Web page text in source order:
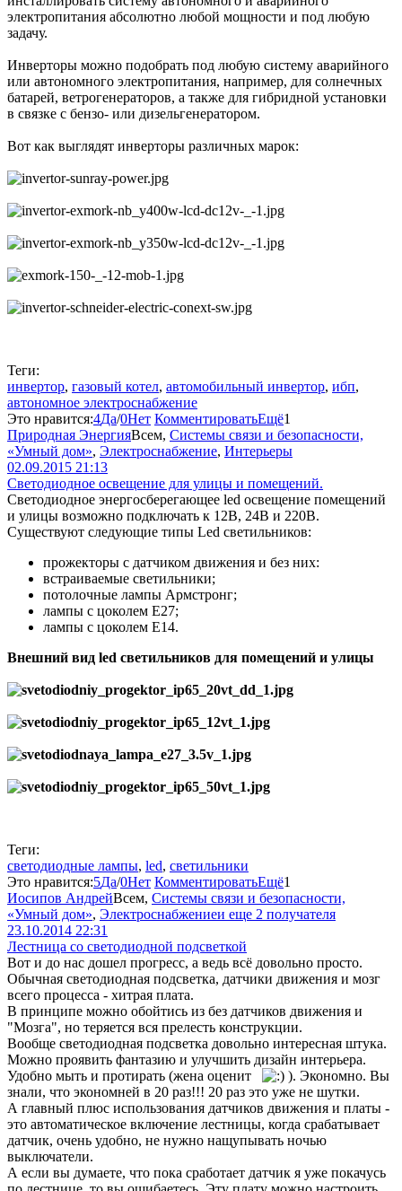
электропитания абсолютно любой мощности и под любую
задачу.
Инверторы можно подобрать под любую систему аварийного
или автономного электропитания, например, для солнечных
батарей, ветрогенераторов, а также для гибридной установки
в связке с бензо- или дизельгенератором.
Вот как выглядят инверторы различных марок:
Теги:
инвертор, газовый котел, автомобильный инвертор, ибп,
автономное электроснабжение
Это нравится:4Да/0Нет КомментироватьЕщё1
Природная ЭнергияВсем, Системы связи и безопасности,
«Умный дом», Электроснабжение, Интерьеры
02.09.2015 21:13
Cветодиодное освещение для улицы и помещений.
Cветодиодное энергосберегающее led освещение помещений
и улицы возможно подключать к 12В, 24В и 220В.
Существуют следующие типы Led светильников:
прожекторы с датчиком движения и без них:
встраиваемые светильники;
потолочные лампы Армстронг;
лампы с цоколем Е27;
лампы с цоколем Е14.
Внешний вид led светильников для помещений и улицы
Теги:
светодиодные лампы, led, светильники
Это нравится:5Да/0Нет КомментироватьЕщё1
Иосипов АндрейВсем, Системы связи и безопасности,
«Умный дом», Электроснабжениеи еще 2 получателя
23.10.2014 22:31
Лестница со светодиодной подсветкой
Вот и до нас дошел прогресс, а ведь всё довольно просто.
Обычная светодиодная подсветка, датчики движения и мозг
всего процесса - хитрая плата.
В принципе можно обойтись из без датчиков движения и
"Мозга", но теряется вся прелесть конструкции.
Вообще светодиодная подсветка довольно интересная штука.
Можно проявить фантазию и улучшить дизайн интерьера.
Удобно мыть и протирать (жена оценит
). Экономно. Вы
знали, что экономней в 20 раз!!! 20 раз это уже не шутки.
А главный плюс использования датчиков движения и платы -
это автоматическое включение лестницы, когда срабатывает
датчик, очень удобно, не нужно нащупывать ночью
выключатели.
А если вы думаете, что пока сработает датчик я уже покачусь